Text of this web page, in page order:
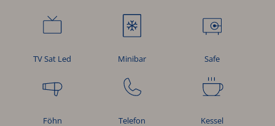
TV Sat Led Minibar Safe
Föhn Telefon Kessel